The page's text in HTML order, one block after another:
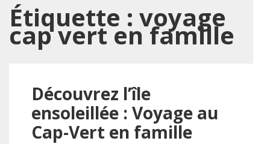
Étiquette : voyage
cap vert en famille
Découvrez l’île
ensoleillée : Voyage au
Cap-Vert en famille